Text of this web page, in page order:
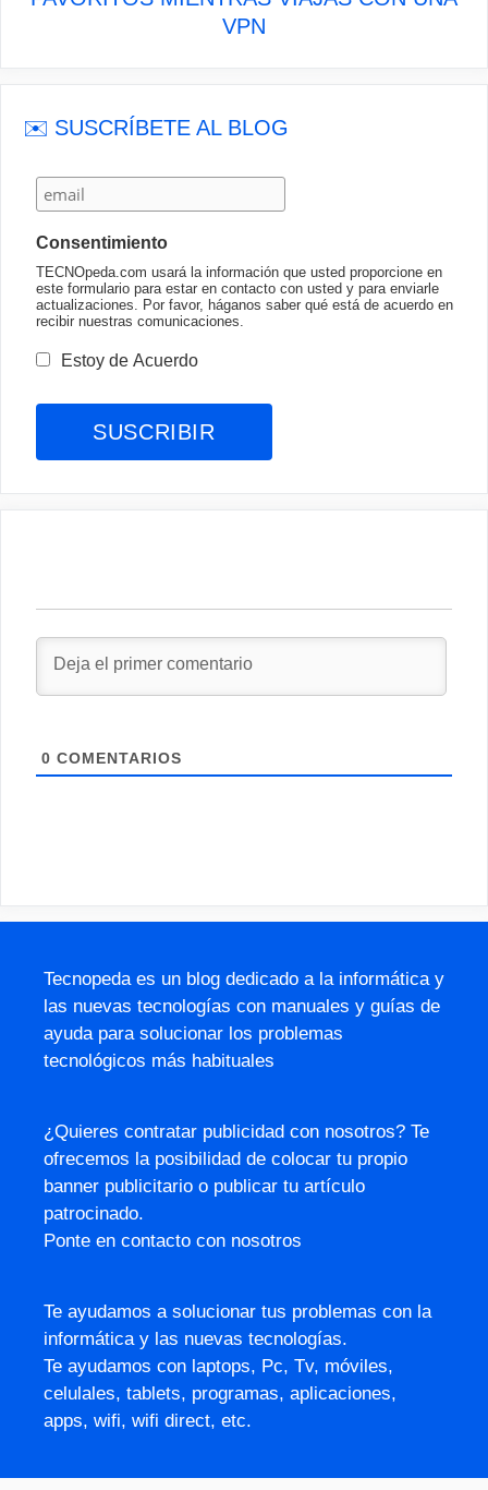
VPN
✉️ SUSCRÍBETE AL BLOG
Consentimiento
TECNOpeda.com usará la información que usted proporcione en
este formulario para estar en contacto con usted y para enviarle
actualizaciones. Por favor, háganos saber qué está de acuerdo en
recibir nuestras comunicaciones.
Estoy de Acuerdo
0 COMENTARIOS
Tecnopeda es un blog dedicado a la informática y
las nuevas tecnologías con manuales y guías de
ayuda para solucionar los problemas
tecnológicos más habituales
¿Quieres contratar publicidad con nosotros? Te
ofrecemos la posibilidad de colocar tu propio
banner publicitario o publicar tu artículo
patrocinado.
Ponte en contacto con nosotros
Te ayudamos a solucionar tus problemas con la
informática y las nuevas tecnologías.
Te ayudamos con laptops, Pc, Tv, móviles,
celulales, tablets, programas, aplicaciones,
apps, wifi, wifi direct, etc.